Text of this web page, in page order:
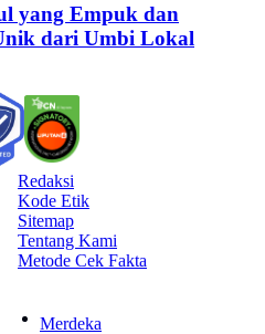
yang Empuk dan
dari Umbi Lokal
Redaksi
Kode Etik
Sitemap
Tentang Kami
Metode Cek Fakta
Merdeka